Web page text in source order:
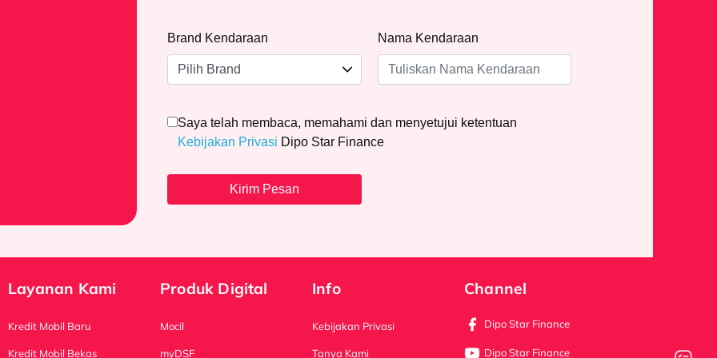
Brand Kendaraan Nama Kendaraan
Saya telah membaca, memahami dan menyetujui ketentuan
Kebijakan Privasi Dipo Star Finance
Kirim Pesan
Layanan Kami
Kredit Mobil Baru
Kredit Mobil Bekas
Produk Digital
Mocil
myDSF
Info
Kebijakan Privasi
Tanya Kami
Channel
Dipo Star Finance
Dipo Star Finance